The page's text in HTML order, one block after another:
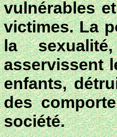
vulnérables
victimes.La
la
asservissent
enfants,
des
société.